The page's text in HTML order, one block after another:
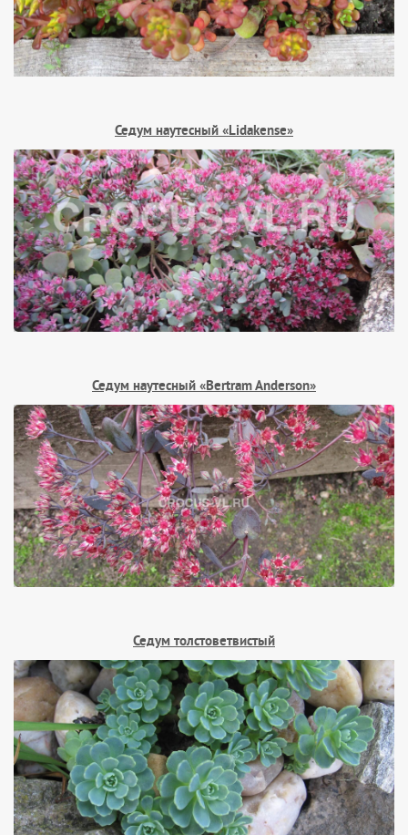
Седум наутесный «Lidakense»
Седум наутесный «Bertram Anderson»
Седум толстоветвистый